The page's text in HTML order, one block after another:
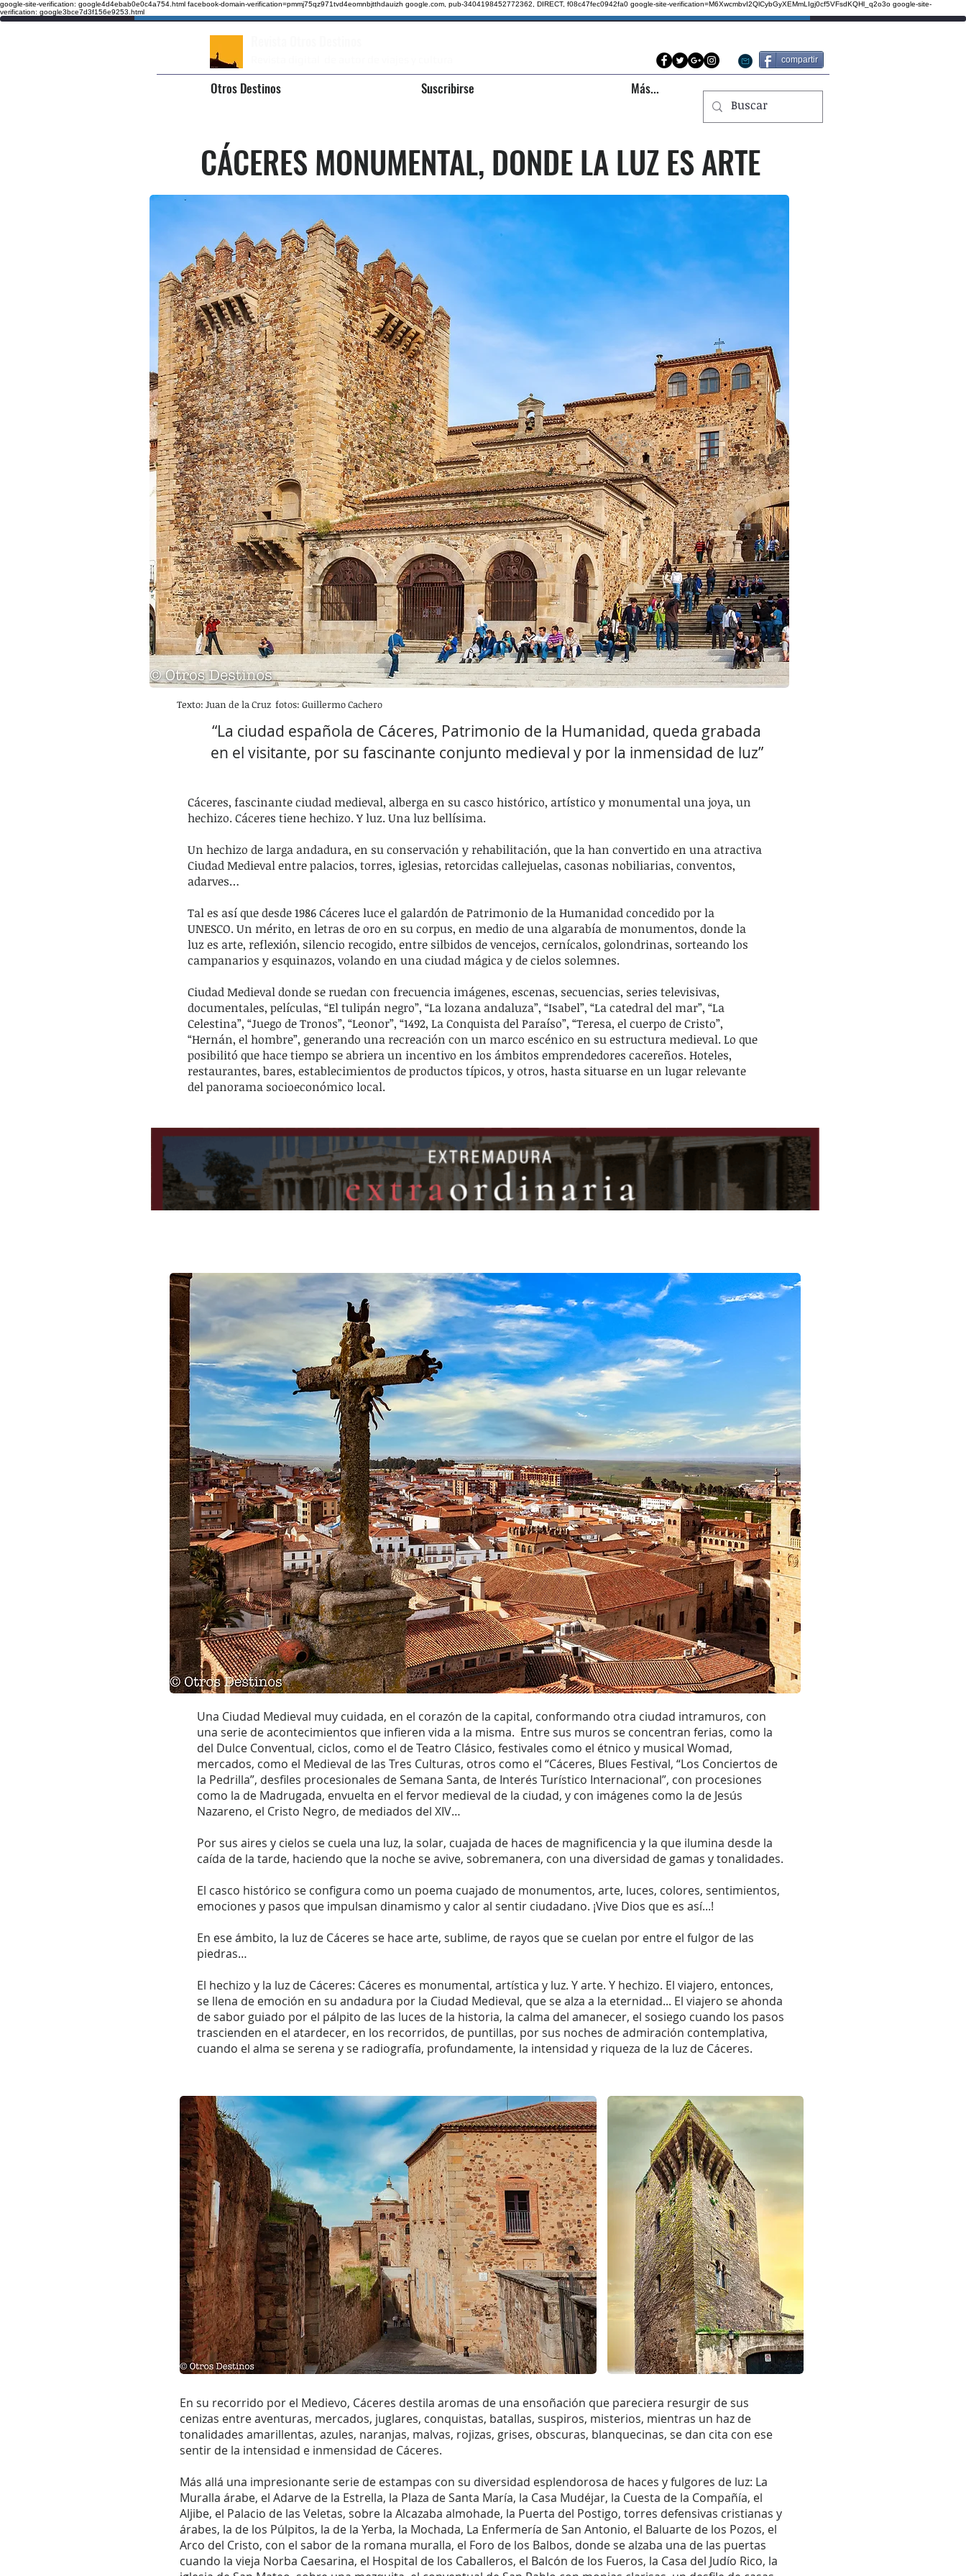
google-site-verification: google4d4ebab0e0c4a754.html facebook-domain-verification=pmmj75qz971tvd4eomnbjtthdauizh google.com, pub-3404198452772362, DIRECT, f08c47fec0942fa0 google-site-verification=M6XwcmbvI2QlCybGyXEMmLIgj0cf5VFsdKQHl_q2o3o google-site-
verification: google3bce7d3f156e9253.html
compartir
Otros Destinos Suscribirse Más...
CÁCERES MONUMENTAL, DONDE LA LUZ ES ARTE
Texto: Juan de la Cruz fotos: Guillermo Cachero
“La ciudad española de Cáceres, Patrimonio de la Humanidad, queda grabada
en el visitante, por su fascinante conjunto medieval y por la inmensidad de luz”
Cáceres, fascinante ciudad medieval, alberga en su casco histórico, artístico y monumental una joya, un
hechizo. Cáceres tiene hechizo. Y luz. Una luz bellísima.
Un hechizo de larga andadura, en su conservación y rehabilitación, que la han convertido en una atractiva
Ciudad Medieval entre palacios, torres, iglesias, retorcidas callejuelas, casonas nobiliarias, conventos,
adarves…
Tal es así que desde 1986 Cáceres luce el galardón de Patrimonio de la Humanidad concedido por la
UNESCO. Un mérito, en letras de oro en su corpus, en medio de una algarabía de monumentos, donde la
luz es arte, reflexión, silencio recogido, entre silbidos de vencejos, cernícalos, golondrinas, sorteando los
campanarios y esquinazos, volando en una ciudad mágica y de cielos solemnes.
Ciudad Medieval donde se ruedan con frecuencia imágenes, escenas, secuencias, series televisivas,
documentales, películas, “El tulipán negro”, “La lozana andaluza”, “Isabel”, “La catedral del mar”, “La
Celestina”, “Juego de Tronos”, “Leonor”, “1492, La Conquista del Paraíso”, “Teresa, el cuerpo de Cristo”,
“Hernán, el hombre”, generando una recreación con un marco escénico en su estructura medieval. Lo que
posibilitó que hace tiempo se abriera un incentivo en los ámbitos emprendedores cacereños. Hoteles,
restaurantes, bares, establecimientos de productos típicos, y otros, hasta situarse en un lugar relevante
del panorama socioeconómico local.
Una Ciudad Medieval muy cuidada, en el corazón de la capital, conformando otra ciudad intramuros, con
una serie de acontecimientos que infieren vida a la misma. Entre sus muros se concentran ferias, como la
del Dulce Conventual, ciclos, como el de Teatro Clásico, festivales como el étnico y musical Womad,
mercados, como el Medieval de las Tres Culturas, otros como el “Cáceres, Blues Festival, “Los Conciertos de
la Pedrilla”, desfiles procesionales de Semana Santa, de Interés Turístico Internacional”, con procesiones
como la de Madrugada, envuelta en el fervor medieval de la ciudad, y con imágenes como la de Jesús
Nazareno, el Cristo Negro, de mediados del XIV…
Por sus aires y cielos se cuela una luz, la solar, cuajada de haces de magnificencia y la que ilumina desde la
caída de la tarde, haciendo que la noche se avive, sobremanera, con una diversidad de gamas y tonalidades.
El casco histórico se configura como un poema cuajado de monumentos, arte, luces, colores, sentimientos,
emociones y pasos que impulsan dinamismo y calor al sentir ciudadano. ¡Vive Dios que es así...!
En ese ámbito, la luz de Cáceres se hace arte, sublime, de rayos que se cuelan por entre el fulgor de las
piedras…
El hechizo y la luz de Cáceres: Cáceres es monumental, artística y luz. Y arte. Y hechizo. El viajero, entonces,
se llena de emoción en su andadura por la Ciudad Medieval, que se alza a la eternidad... El viajero se ahonda
de sabor guiado por el pálpito de las luces de la historia, la calma del amanecer, el sosiego cuando los pasos
trascienden en el atardecer, en los recorridos, de puntillas, por sus noches de admiración contemplativa,
cuando el alma se serena y se radiografía, profundamente, la intensidad y riqueza de la luz de Cáceres.
En su recorrido por el Medievo, Cáceres destila aromas de una ensoñación que pareciera resurgir de sus
cenizas entre aventuras, mercados, juglares, conquistas, batallas, suspiros, misterios, mientras un haz de
tonalidades amarillentas, azules, naranjas, malvas, rojizas, grises, obscuras, blanquecinas, se dan cita con ese
sentir de la intensidad e inmensidad de Cáceres.
Más allá una impresionante serie de estampas con su diversidad esplendorosa de haces y fulgores de luz: La
Muralla árabe, el Adarve de la Estrella, la Plaza de Santa María, la Casa Mudéjar, la Cuesta de la Compañía, el
Aljibe, el Palacio de las Veletas, sobre la Alcazaba almohade, la Puerta del Postigo, torres defensivas cristianas y
árabes, la de los Púlpitos, la de la Yerba, la Mochada, La Enfermería de San Antonio, el Baluarte de los Pozos, el
Arco del Cristo, con el sabor de la romana muralla, el Foro de los Balbos, donde se alzaba una de las puertas
cuando la vieja Norba Caesarina, el Hospital de los Caballeros, el Balcón de los Fueros, la Casa del Judío Rico, la